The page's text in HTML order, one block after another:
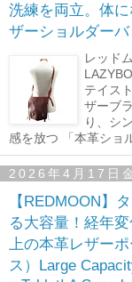
洗練を両立。体
ザーショルダー
レッド
テイス
ザーブ
り、シ
感を放つ 「本革ショ
2026年4月17日
【REDMOON】
る大容量！経年
上の本革レザー
ス）Large